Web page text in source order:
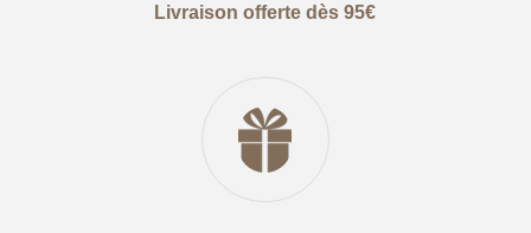
Livraison offerte dès 95€